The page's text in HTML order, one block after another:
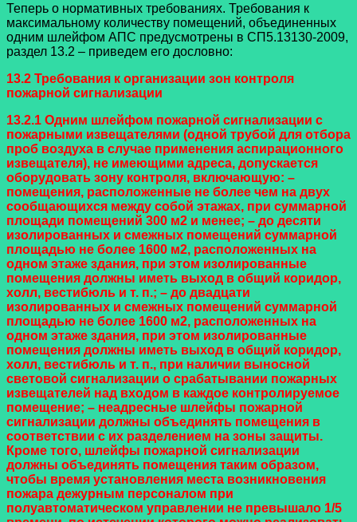
Теперь о нормативных требованиях. Требования к
максимальному количеству помещений, объединенных
одним шлейфом АПС предусмотрены в СП5.13130-2009,
раздел 13.2 – приведем его дословно:
13.2 Требования к организации зон контроля
пожарной сигнализации
13.2.1 Одним шлейфом пожарной сигнализации с
пожарными извещателями (одной трубой для отбора
проб воздуха в случае применения аспирационного
извещателя), не имеющими адреса, допускается
оборудовать зону контроля, включающую: –
помещения, расположенные не более чем на двух
сообщающихся между собой этажах, при суммарной
площади помещений 300 м2 и менее; – до десяти
изолированных и смежных помещений суммарной
площадью не более 1600 м2, расположенных на
одном этаже здания, при этом изолированные
помещения должны иметь выход в общий коридор,
холл, вестибюль и т. п.; – до двадцати
изолированных и смежных помещений суммарной
площадью не более 1600 м2, расположенных на
одном этаже здания, при этом изолированные
помещения должны иметь выход в общий коридор,
холл, вестибюль и т. п., при наличии выносной
световой сигнализации о срабатывании пожарных
извещателей над входом в каждое контролируемое
помещение; – неадресные шлейфы пожарной
сигнализации должны объединять помещения в
соответствии с их разделением на зоны защиты.
Кроме того, шлейфы пожарной сигнализации
должны объединять помещения таким образом,
чтобы время установления места возникновения
пожара дежурным персоналом при
полуавтоматическом управлении не превышало 1/5